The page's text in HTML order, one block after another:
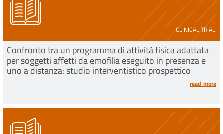
CLINICAL TRIAL
Confronto tra un programma di attività fisica adattata
per soggetti affetti da emofilia eseguito in presenza e
uno a distanza: studio interventistico prospettico
read more